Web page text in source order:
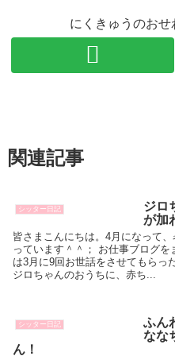
にくきゅうのお
関連記事
シッター日記
ジロ
が加
皆さまこんにちは。4月になって
っています＾＾； お仕事ブログ
は3月に9回お世話をさせてもらっ
ジロちゃんのおうちに、赤ち...
シッター日記
ふん
なな
ん！